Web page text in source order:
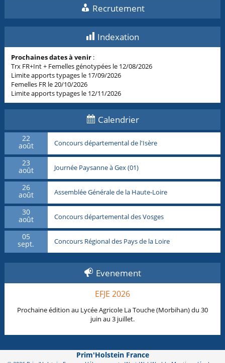
Recrutement
Indexation
Prochaines dates à venir :
Trx FR+Int + Femelles génotypées le 12/08/2026
Limite apports typages le 17/09/2026
Femelles FR le 20/10/2026
Limite apports typages le 12/11/2026
Calendrier
22
août Concours départemental de l'Isère
23
août Journée Paysanne à Gex (01)
26
août Assemblée Générale de la Haute-Loire
30
août Concours départemental des Vosges
05
sept. Concours Régional des Pays de la Loire
Evenement
EFJE 2026
Prochaine édition au Lycée Agricole La Touche (Morbihan) du 30
juin au 3 juillet.
Prim'Holstein France